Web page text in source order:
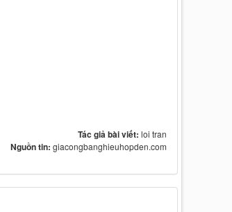
Tác giả bài viết: loi tran
Nguồn tin: giacongbanghieuhopden.com